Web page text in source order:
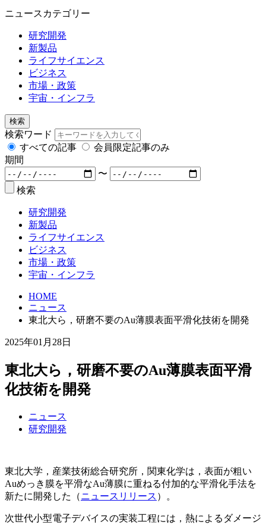
ニュースカテゴリー
研究開発
新製品
ライフサイエンス
ビジネス
市場・政策
宇宙・インフラ
検索
検索ワード
すべての記事
会員限定記事のみ
期間
〜
検索
研究開発
新製品
ライフサイエンス
ビジネス
市場・政策
宇宙・インフラ
HOME
ニュース
東北大ら，研磨不要のAu薄膜表面平滑化技術を開発
2025年01月28日
東北大ら，研磨不要のAu薄膜表面平滑
化技術を開発
ニュース
研究開発
東北大学，産業技術総合研究所，関東化学は，表面が粗い
Auめっき膜を平滑なAu薄膜に重ねる付加的な平滑化手法を
新たに開発した（ニュースリリース ）。
次世代小型電子デバイスの実装工程には，熱によるダメージ